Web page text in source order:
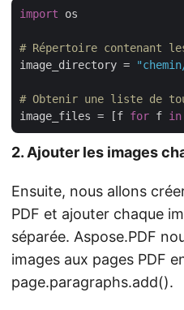
import os
# Répertoire contenant
image_directory =
# Obtenir une liste de
image_files = [f for f in
2. Ajouter les images
Ensuite, nous allons
PDF et ajouter chaque
séparée. Aspose.PDF
images aux pages PDF
page.paragraphs.add().